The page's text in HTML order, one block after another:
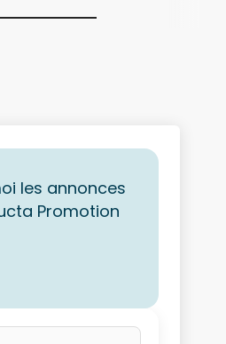
les annonces
Promotion